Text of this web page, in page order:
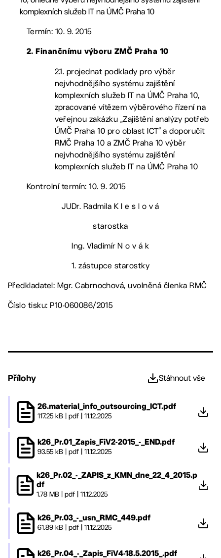
komplexních služeb IT na ÚMČ Praha 10
Termín: 10. 9. 2015
2. Finančnímu výboru ZMČ Praha 10
2.1. projednat podklady pro výběr
nejvhodnějšího systému zajištění
komplexních služeb IT na ÚMČ Praha 10,
zpracované vítězem výběrového řízení na
veřejnou zakázku „Zajištění analýzy potřeb
ÚMČ Praha 10 pro oblast ICT“ a doporučit
RMČ Praha 10 a ZMČ Praha 10 výběr
nejvhodnějšího systému zajištění
komplexních služeb IT na ÚMČ Praha 10
Kontrolní termín: 10. 9. 2015
JUDr. Radmila K l e s l o v á
starostka
Ing. Vladimír N o v á k
1. zástupce starostky
Předkladatel: Mgr. Cabrnochová, uvolněná členka RMČ
Číslo tisku: P10-060086/2015
Přílohy Stáhnout vše
26.material_info_outsourcing_ICT.pdf
117.25 kB pdf 11.12.2025
k26_Pr.01_Zapis_FiV2-2015_-_END.pdf
93.55 kB pdf 11.12.2025
k26_Pr.02_-_ZAPIS_z_KMN_dne_22_4_2015.p
df
1.78 MB| pdf| 11.12.2025
k26_Pr.03_-_usn_RMC_449.pdf
61.89 kB pdf 11.12.2025
k26_Pr.04_-_Zapis_FiV4-18.5.2015_.pdf